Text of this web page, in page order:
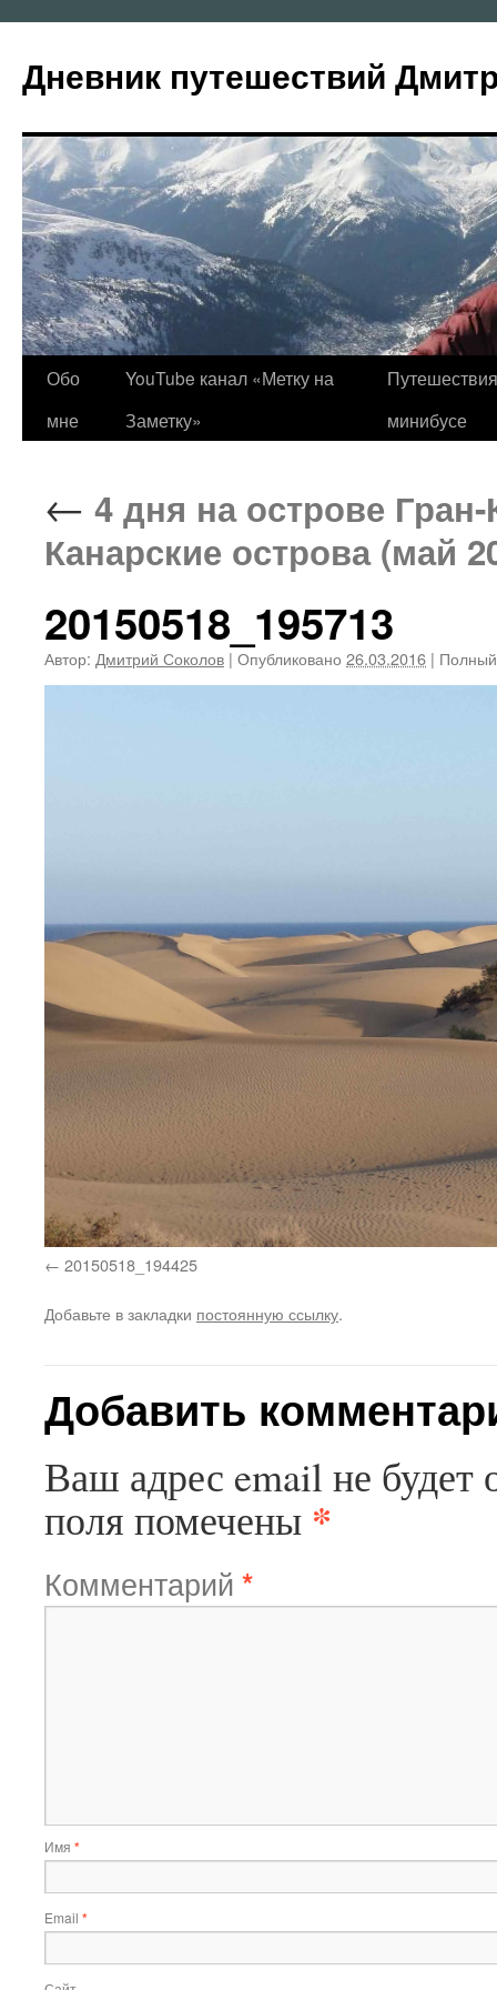
содержимому
Дневник путешествий
Обо
мне
YouTube канал «Метку на
Заметку»
минибусе
← 4 дня на острове
Канарские острова (май
20150518_195713
Автор: Дмитрий Соколов | Опубликовано 26.03.2016 |
20150518_194425
Добавьте в закладки постоянную ссылку.
Добавить
Ваш адрес email не будет
поля помечены *
Комментарий *
Имя *
Email *